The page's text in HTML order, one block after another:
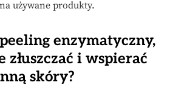
używane produkty.
enzymatyczny,
i wspierać
skóry?